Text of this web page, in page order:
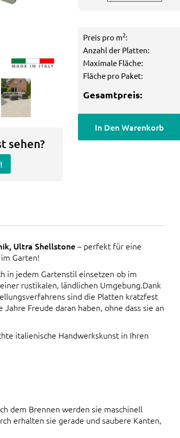
sehen?
Preis pro m2:
Anzahl der Platten:
Maximale Fläche:
Fläche pro Paket:
Gesamtpreis:
In Den Warenkorb
Ultra Shellstone– perfekt für eine
Garten!
in jedem Gartenstil einsetzen ob im
rustikalen, ländlichen Umgebung.Dank
sind die Platten kratzfest
Freude daran haben, ohne dass sie an
italienische Handwerkskunst in Ihren
dem Brennen werden sie maschinell
erhalten sie gerade und saubere Kanten,